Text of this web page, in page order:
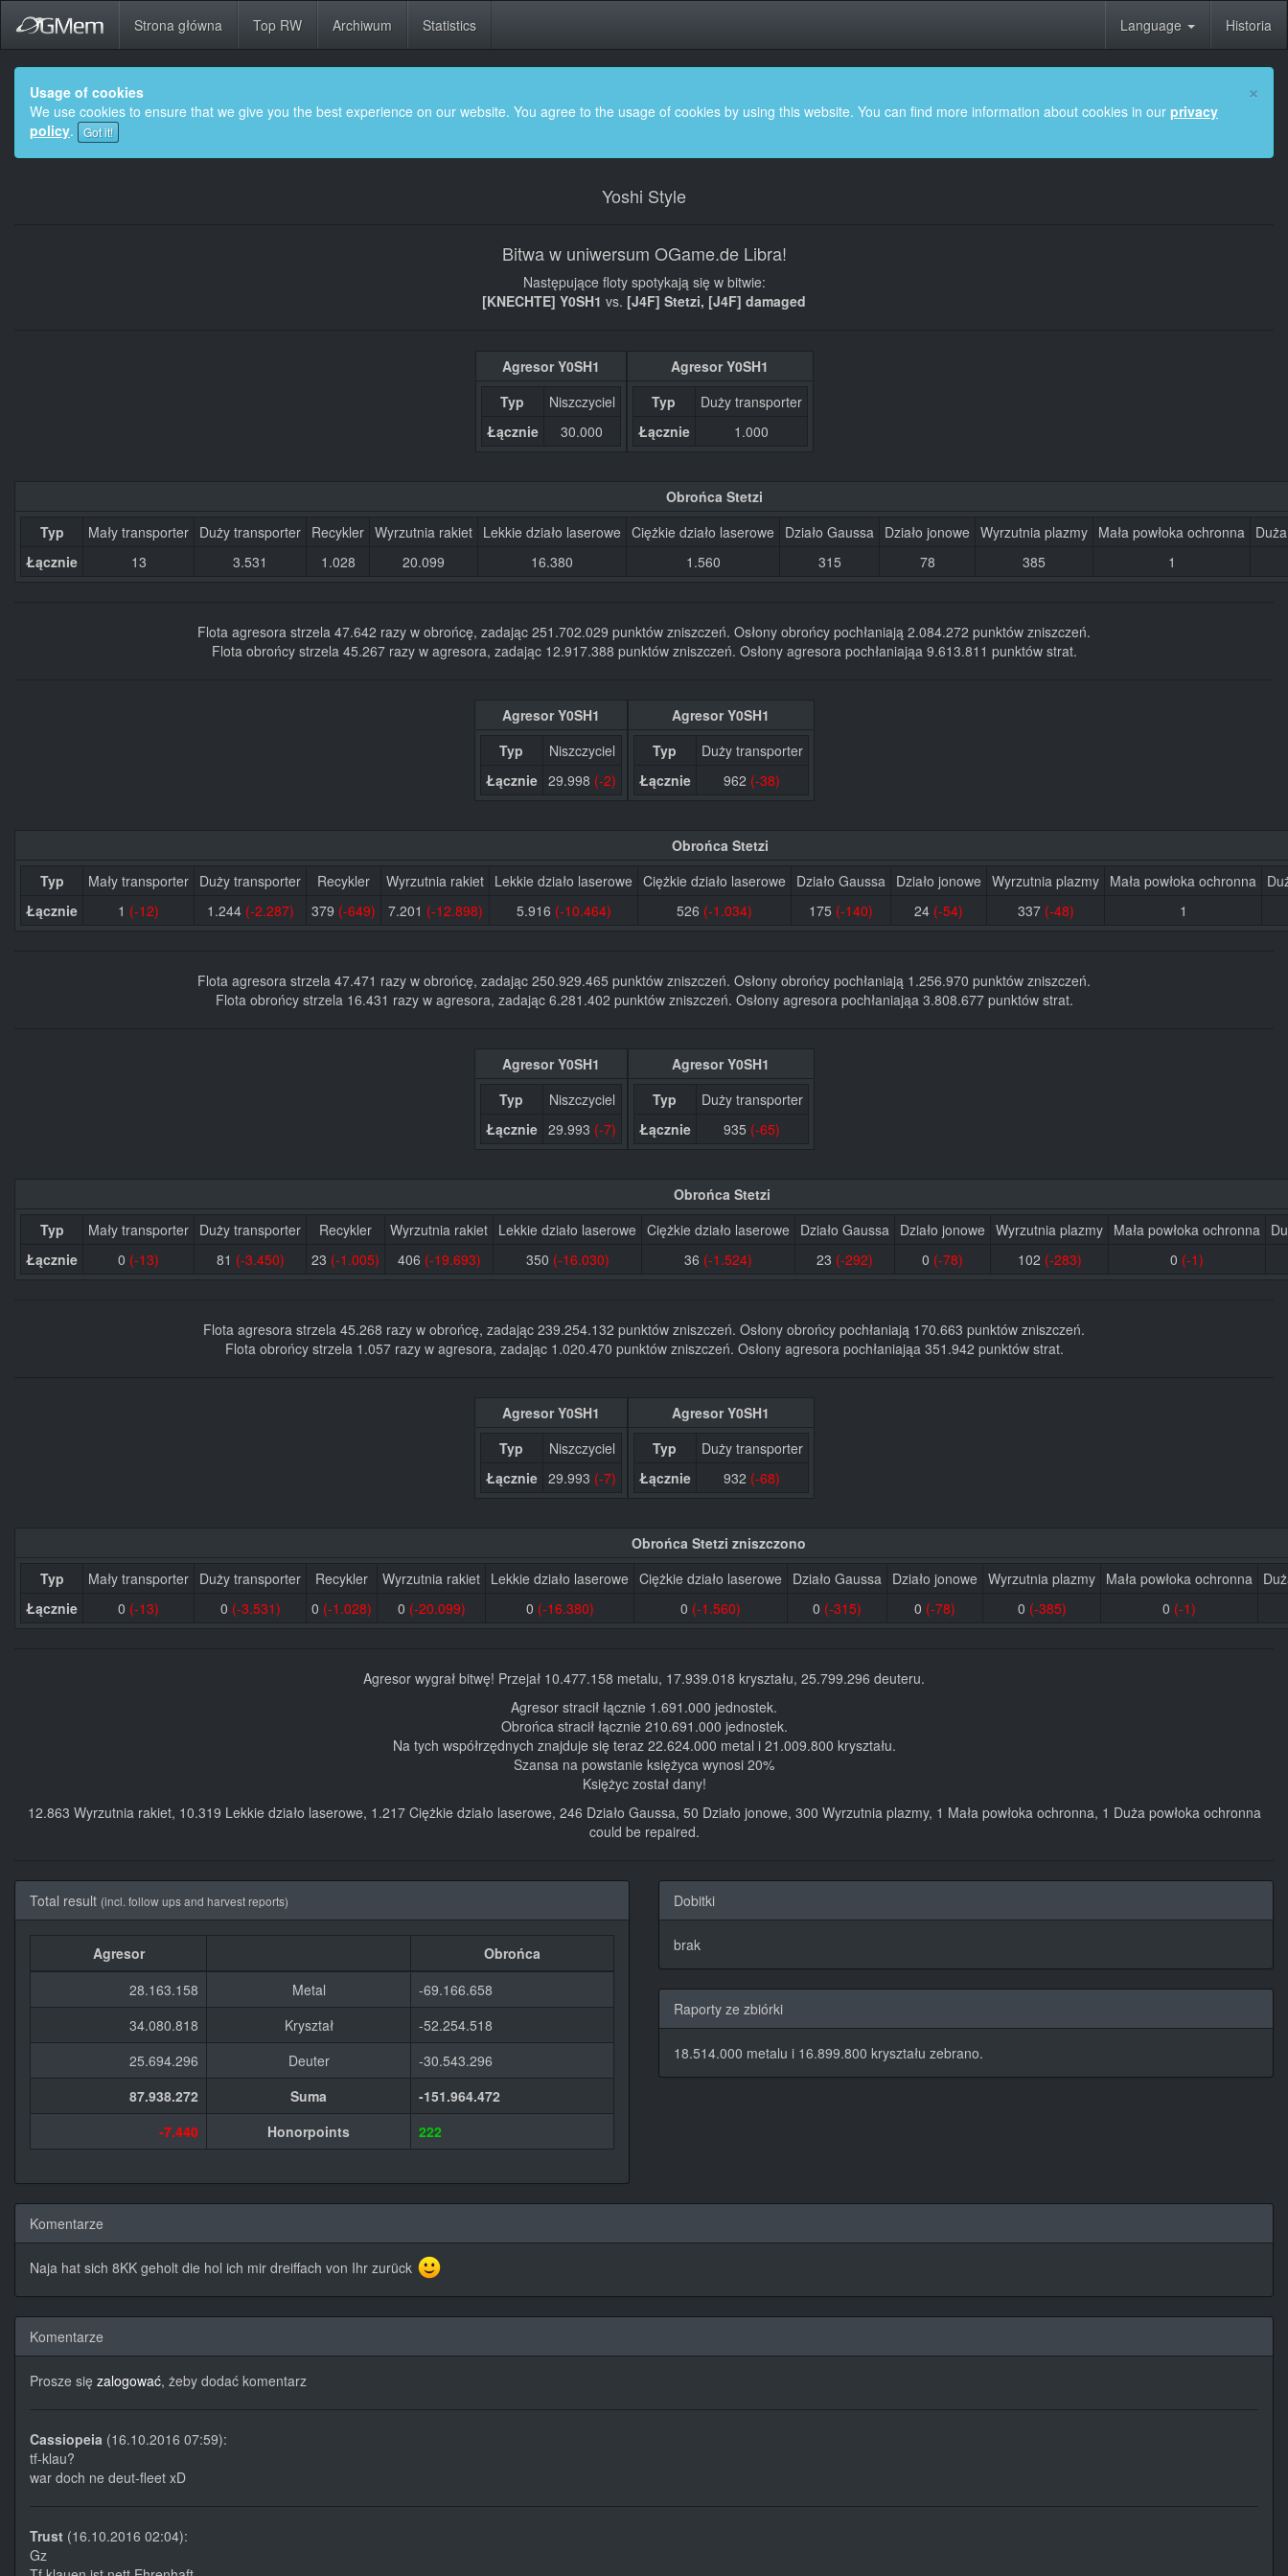
Strona główna Top RW Archiwum Statistics Language Historia
×
Usage of cookies
We use cookies to ensure that we give you the best experience on our website. You agree to the usage of cookies by using this website. You can find more information about cookies in our privacy
policy. Got it!
Yoshi Style
Bitwa w uniwersum OGame.de Libra!
Następujące floty spotykają się w bitwie:
[KNECHTE] Y0SH1 vs. [J4F] Stetzi, [J4F] damaged
Agresor Y0SH1
Typ
Niszczyciel
Łącznie
30.000
Agresor Y0SH1
Typ
Duży transporter
Łącznie
1.000
Obrońca Stetzi
Typ
Mały transporter Duży transporter Recykler Wyrzutnia rakiet Lekkie działo laserowe Ciężkie działo laserowe Działo Gaussa Działo jonowe Wyrzutnia plazmy Mała powłoka ochronna
Łącznie
13 3.531 1.028 20.099 16.380 1.560 315 78 385 1
Flota agresora strzela 47.642 razy w obrońcę, zadając 251.702.029 punktów zniszczeń. Osłony obrońcy pochłaniają 2.084.272 punktów zniszczeń.
Flota obrońcy strzela 45.267 razy w agresora, zadając 12.917.388 punktów zniszczeń. Osłony agresora pochłaniająa 9.613.811 punktów strat.
Agresor Y0SH1
Typ
Niszczyciel
Łącznie 29.998 (-2)
Agresor Y0SH1
Typ
Duży transporter
Łącznie
962 (-38)
Obrońca Stetzi
Typ
Mały transporter Duży transporter Recykler Wyrzutnia rakiet Lekkie działo laserowe Ciężkie działo laserowe Działo Gaussa Działo jonowe Wyrzutnia plazmy Mała powłoka ochronna
Łącznie
1 (-12) 1.244 (-2.287) 379 (-649) 7.201 (-12.898) 5.916 (-10.464) 526 (-1.034) 175 (-140) 24 (-54) 337 (-48) 1
Flota agresora strzela 47.471 razy w obrońcę, zadając 250.929.465 punktów zniszczeń. Osłony obrońcy pochłaniają 1.256.970 punktów zniszczeń.
Flota obrońcy strzela 16.431 razy w agresora, zadając 6.281.402 punktów zniszczeń. Osłony agresora pochłaniająa 3.808.677 punktów strat.
Agresor Y0SH1
Typ
Niszczyciel
Łącznie 29.993 (-7)
Agresor Y0SH1
Typ
Duży transporter
Łącznie
935 (-65)
Obrońca Stetzi
Typ
Mały transporter Duży transporter Recykler Wyrzutnia rakiet Lekkie działo laserowe Ciężkie działo laserowe Działo Gaussa Działo jonowe Wyrzutnia plazmy Mała powłoka ochronna
Łącznie
0 (-13) 81 (-3.450) 23 (-1.005) 406 (-19.693) 350 (-16.030) 36 (-1.524) 23 (-292) 0 (-78) 102 (-283) 0 (-1)
Flota agresora strzela 45.268 razy w obrońcę, zadając 239.254.132 punktów zniszczeń. Osłony obrońcy pochłaniają 170.663 punktów zniszczeń.
Flota obrońcy strzela 1.057 razy w agresora, zadając 1.020.470 punktów zniszczeń. Osłony agresora pochłaniająa 351.942 punktów strat.
Agresor Y0SH1
Typ
Niszczyciel
Łącznie 29.993 (-7)
Agresor Y0SH1
Typ
Duży transporter
Łącznie
932 (-68)
Obrońca Stetzi zniszczono
Typ
Mały transporter Duży transporter Recykler Wyrzutnia rakiet Lekkie działo laserowe Ciężkie działo laserowe Działo Gaussa Działo jonowe Wyrzutnia plazmy Mała powłoka ochronna
Łącznie
0 (-13) 0 (-3.531) 0 (-1.028) 0 (-20.099) 0 (-16.380) 0 (-1.560) 0 (-315) 0 (-78) 0 (-385) 0 (-1)
Agresor wygrał bitwę! Przejał 10.477.158 metalu, 17.939.018 kryształu, 25.799.296 deuteru.
Agresor stracił łącznie 1.691.000 jednostek.
Obrońca stracił łącznie 210.691.000 jednostek.
Na tych współrzędnych znajduje się teraz 22.624.000 metal i 21.009.800 kryształu.
Szansa na powstanie księżyca wynosi 20%
Księżyc został dany!
12.863 Wyrzutnia rakiet, 10.319 Lekkie działo laserowe, 1.217 Ciężkie działo laserowe, 246 Działo Gaussa, 50 Działo jonowe, 300 Wyrzutnia plazmy, 1 Mała powłoka ochronna, 1 Duża powłoka ochronna
could be repaired.
Total result (incl. follow ups and harvest reports)
Agresor
Obrońca
28.163.158
Metal
-69.166.658
34.080.818
Kryształ
-52.254.518
25.694.296
Deuter
-30.543.296
87.938.272
Suma
-151.964.472
-7.440
Honorpoints 222
Dobitki
brak
Raporty ze zbiórki
18.514.000 metalu i 16.899.800 kryształu zebrano.
Komentarze
Naja hat sich 8KK geholt die hol ich mir dreiffach von Ihr zurück
Komentarze
Prosze się zalogować, żeby dodać komentarz
Cassiopeia (16.10.2016 07:59):
tf-klau?
war doch ne deut-fleet xD
Trust (16.10.2016 02:04):
Gz